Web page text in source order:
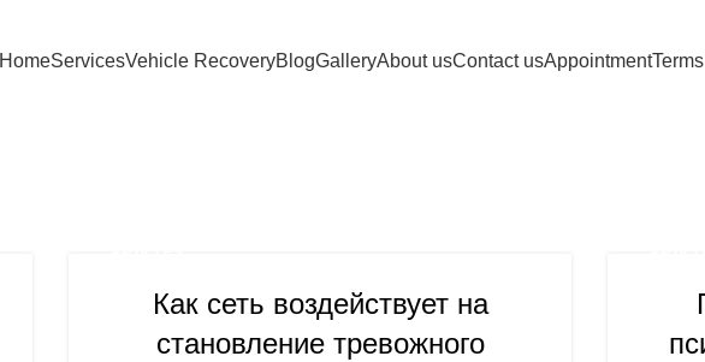
HomeServicesVehicle RecoveryBlogGalleryAbout usContact usAppointment
Как сеть воздействует на
становление тревожного